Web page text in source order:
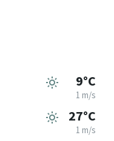
9°C
1 m/s
27°C
1 m/s